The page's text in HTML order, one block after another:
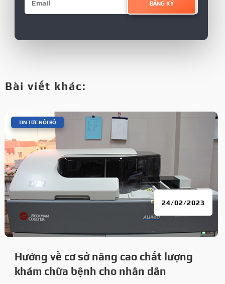
ĐĂNG KÝ
Bài viết khác:
Hướng về cơ sở nâng cao chất lượng
khám chữa bệnh cho nhân dân
24/02/2023
TIN TỨC NỘI BỘ